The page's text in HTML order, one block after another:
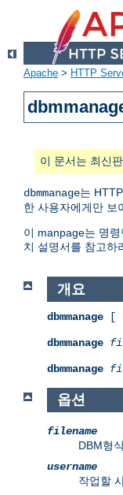
Apache > HTTP
이 문서는 최신
dbmmanage는
한 사용자에게만 보
이 manpage는 명
치 설명서를 참고하
개요
dbmmanage [
dbmmanage
dbmmanage
옵션
filename
DBM형
username
작업할